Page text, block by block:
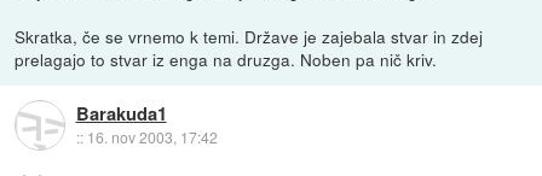
Skratka, če se vrnemo k temi. Države je zajebala stvar in zdej
prelagajo to stvar iz enga na druzga. Noben pa nič kriv.
Barakuda1
:: 16. nov 2003, 17:42